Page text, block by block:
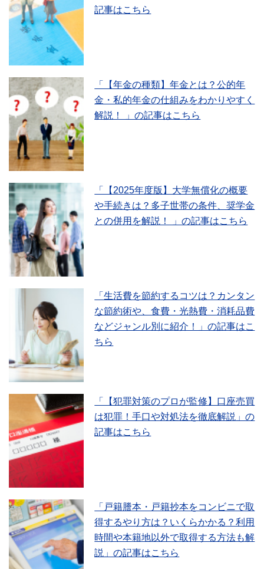
記事はこちら
「【年金の種類】年金とは？公的年
金・私的年金の仕組みをわかりやすく
解説！ 」の記事はこちら
「【2025年度版】大学無償化の概要
や手続きは？多子世帯の条件、奨学金
との併用を解説！ 」の記事はこちら
「生活費を節約するコツは？カンタン
な節約術や、食費・光熱費・消耗品費
などジャンル別に紹介！」の記事はこ
ちら
「【犯罪対策のプロが監修】口座売買
は犯罪！手口や対処法を徹底解説」の
記事はこちら
「戸籍謄本・戸籍抄本をコンビニで取
得するやり方は？いくらかかる？利用
時間や本籍地以外で取得する方法も解
説」の記事はこちら